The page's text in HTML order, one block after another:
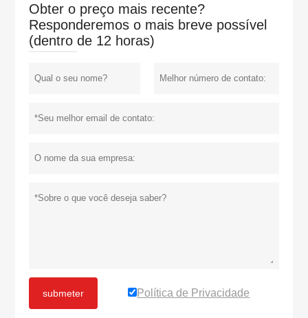
Obter o preço mais recente?
Responderemos o mais breve possível
(dentro de 12 horas)
submeter Política de Privacidade